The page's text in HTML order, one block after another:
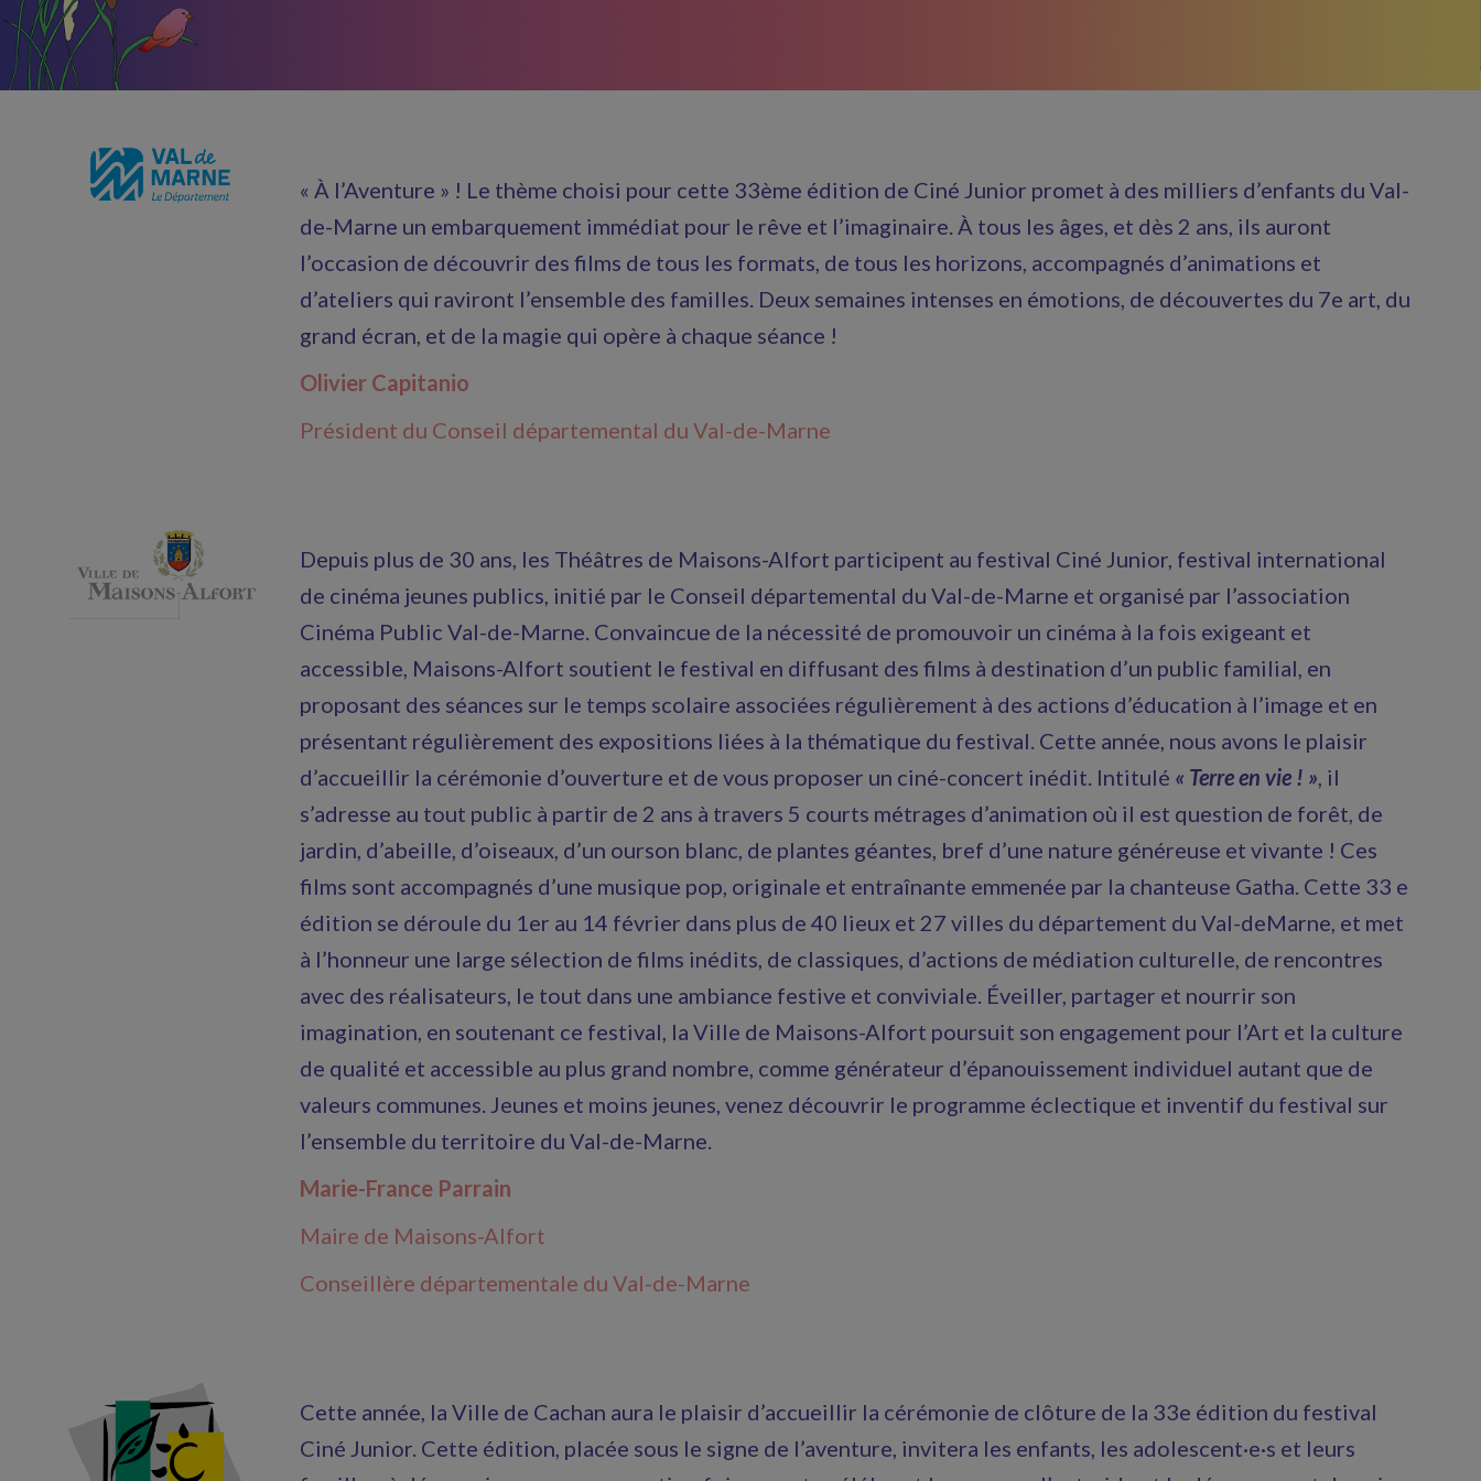
« À l’Aventure » ! Le thème choisi pour cette 33ème édition de Ciné Junior promet à des milliers d’enfants du Val-
de-Marne un embarquement immédiat pour le rêve et l’imaginaire. À tous les âges, et dès 2 ans, ils auront
l’occasion de découvrir des films de tous les formats, de tous les horizons, accompagnés d’animations et
d’ateliers qui raviront l’ensemble des familles. Deux semaines intenses en émotions, de découvertes du 7e art, du
grand écran, et de la magie qui opère à chaque séance !
Olivier Capitanio
Président du Conseil départemental du Val-de-Marne
Depuis plus de 30 ans, les Théâtres de Maisons-Alfort participent au festival Ciné Junior, festival international
de cinéma jeunes publics, initié par le Conseil départemental du Val-de-Marne et organisé par l’association
Cinéma Public Val-de-Marne. Convaincue de la nécessité de promouvoir un cinéma à la fois exigeant et
accessible, Maisons-Alfort soutient le festival en diffusant des films à destination d’un public familial, en
proposant des séances sur le temps scolaire associées régulièrement à des actions d’éducation à l’image et en
présentant régulièrement des expositions liées à la thématique du festival. Cette année, nous avons le plaisir
d’accueillir la cérémonie d’ouverture et de vous proposer un ciné-concert inédit. Intitulé « Terre en vie ! » , il
s’adresse au tout public à partir de 2 ans à travers 5 courts métrages d’animation où il est question de forêt, de
jardin, d’abeille, d’oiseaux, d’un ourson blanc, de plantes géantes, bref d’une nature généreuse et vivante ! Ces
films sont accompagnés d’une musique pop, originale et entraînante emmenée par la chanteuse Gatha. Cette 33 e
édition se déroule du 1er au 14 février dans plus de 40 lieux et 27 villes du département du Val-deMarne, et met
à l’honneur une large sélection de films inédits, de classiques, d’actions de médiation culturelle, de rencontres
avec des réalisateurs, le tout dans une ambiance festive et conviviale. Éveiller, partager et nourrir son
imagination, en soutenant ce festival, la Ville de Maisons-Alfort poursuit son engagement pour l’Art et la culture
de qualité et accessible au plus grand nombre, comme générateur d’épanouissement individuel autant que de
valeurs communes. Jeunes et moins jeunes, venez découvrir le programme éclectique et inventif du festival sur
l’ensemble du territoire du Val-de-Marne.
Marie-France Parrain
Maire de Maisons-Alfort
Conseillère départementale du Val-de-Marne
Cette année, la Ville de Cachan aura le plaisir d’accueillir la cérémonie de clôture de la 33e édition du festival
Ciné Junior. Cette édition, placée sous le signe de l’aventure, invitera les enfants, les adolescent·e·s et leurs